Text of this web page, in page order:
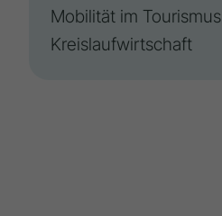
Mobilität im Tourismus
Kreislaufwirtschaft